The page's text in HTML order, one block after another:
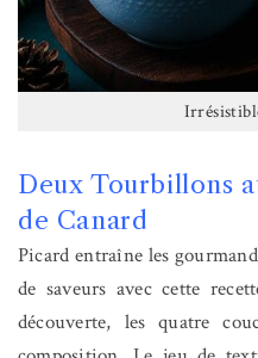
Deux Tourbillons
de Canard
Picard entraîne les
de saveurs avec cette
découverte, les quatre